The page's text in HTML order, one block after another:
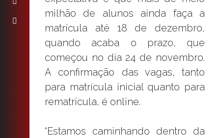
milhão de alunos ainda faça a
matrícula até 18 de dezembro,
quando acaba o prazo, que
começou no dia 24 de novembro.
A confirmação das vagas, tanto
para matrícula inicial quanto para
rematrícula, é online.
“Estamos caminhando dentro da